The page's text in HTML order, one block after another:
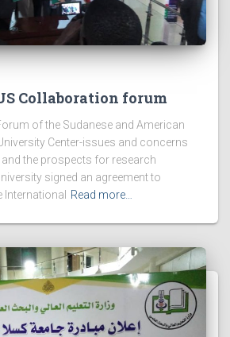
Collaboration forum
of the Sudanese and American
Center-issues and concerns
the prospects for research
signed an agreement to
International
Read more…